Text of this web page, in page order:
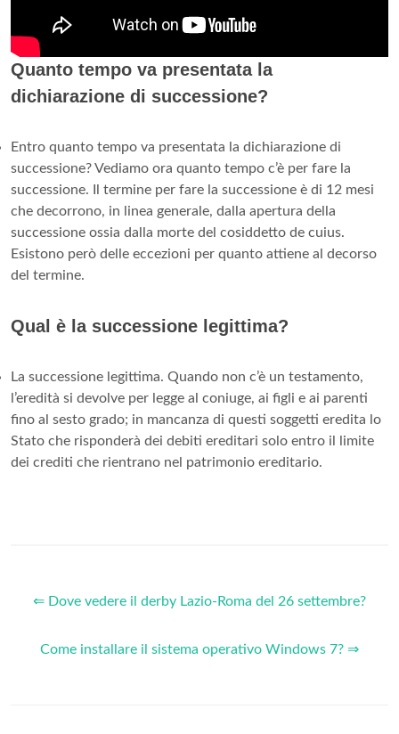
Quanto tempo va presentata la
dichiarazione di successione?
Entro quanto tempo va presentata la dichiarazione di
successione? Vediamo ora quanto tempo c’è per fare la
successione. Il termine per fare la successione è di 12 mesi
che decorrono, in linea generale, dalla apertura della
successione ossia dalla morte del cosiddetto de cuius.
Esistono però delle eccezioni per quanto attiene al decorso
del termine.
Qual è la successione legittima?
La successione legittima. Quando non c’è un testamento,
l’eredità si devolve per legge al coniuge, ai figli e ai parenti
fino al sesto grado; in mancanza di questi soggetti eredita lo
Stato che risponderà dei debiti ereditari solo entro il limite
dei crediti che rientrano nel patrimonio ereditario.
⇐ Dove vedere il derby Lazio-Roma del 26 settembre?
Come installare il sistema operativo Windows 7? ⇒